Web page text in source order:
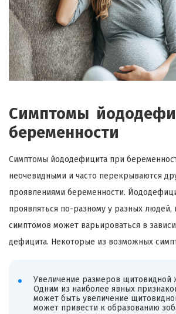
Симптомы
беременности
Симптомы йододефицита при
неочевидными и часто перекрываются
проявлениями беременности.
проявляться по-разному у разных людей,
симптомов может варьироваться в
дефицита. Некоторые из возможных
Увеличение размеров щитовидной
Одним из наиболее явных
может быть увеличение
может привести к образованию